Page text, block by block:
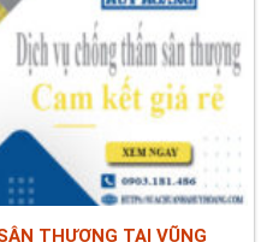
THƯỢNG TẠI VŨNG